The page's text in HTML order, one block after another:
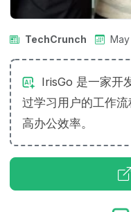
TechCrunch
IrisGo 是一家开
过学习用户的工作
高办公效率。